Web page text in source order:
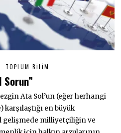
TOPLUM BILIM
Ata Sol’un (eğer herhangi
karşılaştığı en büyük
gelişmede milliyetçiliğin ve